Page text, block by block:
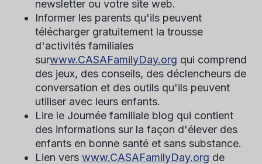
newsletter ou votre site web.
Informer les parents qu'ils peuvent
télécharger gratuitement la trousse
d'activités familiales
surwww.CASAFamilyDay.org qui comprend
des jeux, des conseils, des déclencheurs de
conversation et des outils qu'ils peuvent
utiliser avec leurs enfants.
Lire le Journée familiale blog qui contient
des informations sur la façon d'élever des
enfants en bonne santé et sans substance.
Lien vers www.CASAFamilyDay.org de